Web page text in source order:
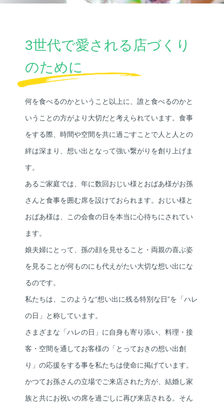
3世代で愛される店づくり
のために
何を食べるのかということ以上に、誰と食べるのかと
いうことの方がより大切だと考えられています。食事
をする際、時間や空間を共に過ごすことで人と人との
絆は深まり、想い出となって強い繋がりを創り上げま
す。
あるご家庭では、年に数回おじい様とおばあ様がお孫
さんと食事を囲む席を設けておられます。おじい様と
おばあ様は、この会食の日を本当に心待ちにされてい
ます。
娘夫婦にとって、孫の顔を見せること・両親の喜ぶ姿
を見ることが何ものにも代えがたい大切な想い出にな
るのです。
私たちは、このような“想い出に残る特別な日”を「ハレ
の日」と称しています。
さまざまな「ハレの日」に自身も寄り添い、料理・接
客・空間を通してお客様の「とっておきの想い出創
り」の応援をする事を私たちは使命に掲げています。
かつてお孫さんの立場でご来店された方が、結婚し家
族と共にお祝いの席を過ごしに再び来店される。そん